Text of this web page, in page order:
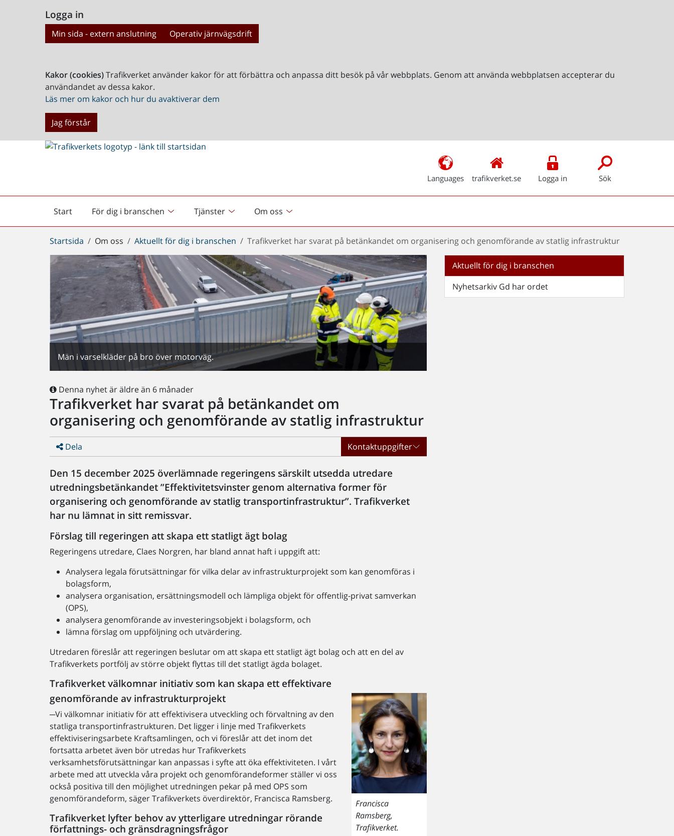
Logga in
Min sida - extern anslutning Operativ järnvägsdrift
Kakor (cookies)Trafikverket använder kakor för att förbättra och anpassa ditt besök på vår webbplats. Genom att använda webbplatsen accepterar du
användandet av dessa kakor.
Läs mer om kakor och hur du avaktiverar dem
Jag förstår
Languages trafikverket.se Logga in Sök
Start
Startsida För dig i branschen Tjänster Om oss
Du
är
här:
Startsida Om oss Aktuellt för dig i branschen Trafikverket har svarat på betänkandet om organisering och genomförande av statlig infrastruktur
Män i varselkläder på bro över motorväg.
Denna nyhet är äldre än 6 månader
Trafikverket har svarat på betänkandet om
organisering och genomförande av statlig infrastruktur
Dela Kontaktuppgifter
Den 15 december 2025 överlämnade regeringens särskilt utsedda utredare
utredningsbetänkandet ”Effektivitetsvinster genom alternativa former för
organisering och genomförande av statlig transportinfrastruktur”. Trafikverket
har nu lämnat in sitt remissvar.
Förslag till regeringen att skapa ett statligt ägt bolag
Regeringens utredare, Claes Norgren, har bland annat haft i uppgift att:
Analysera legala förutsättningar för vilka delar av infrastrukturprojekt som kan genomföras i
bolagsform,
analysera organisation, ersättningsmodell och lämpliga objekt för offentlig-privat samverkan
(OPS),
analysera genomförande av investeringsobjekt i bolagsform, och
lämna förslag om uppföljning och utvärdering.
Utredaren föreslår att regeringen beslutar om att skapa ett statligt ägt bolag och att en del av
Trafikverkets portfölj av större objekt flyttas till det statligt ägda bolaget.
Trafikverket välkomnar initiativ som kan skapa ett effektivare
Francisca
Ramsberg,
Trafikverket.
genomförande av infrastrukturprojekt
─Vi välkomnar initiativ för att effektivisera utveckling och förvaltning av den
statliga transportinfrastrukturen. Det ligger i linje med Trafikverkets
effektiviseringsarbete Kraftsamlingen, och vi föreslår att det inom det
fortsatta arbetet även bör utredas hur Trafikverkets
verksamhetsförutsättningar kan anpassas i syfte att öka effektiviteten. I vårt
arbete med att utveckla våra projekt och genomförandeformer ställer vi oss
också positiva till den möjlighet utredningen pekar på med OPS som
genomförandeform, säger Trafikverkets överdirektör, Francisca Ramsberg.
Trafikverket lyfter behov av ytterligare utredningar rörande
författnings- och gränsdragningsfrågor
Aktuellt för dig i branschen
Nyhetsarkiv Gd har ordet